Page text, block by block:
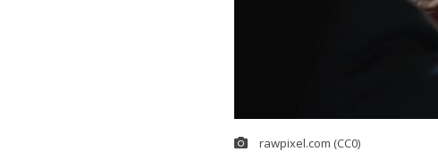
rawpixel.com (CC0)